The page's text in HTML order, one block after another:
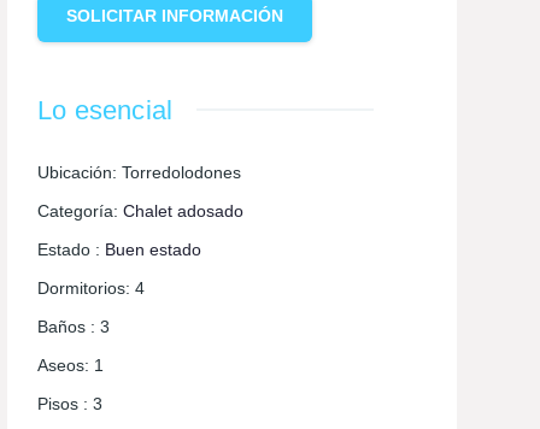
SOLICITAR INFORMACIÓN
Lo esencial
Ubicación: Torredolodones
Categoría: Chalet adosado
Estado : Buen estado
Dormitorios: 4
Baños : 3
Aseos: 1
Pisos : 3